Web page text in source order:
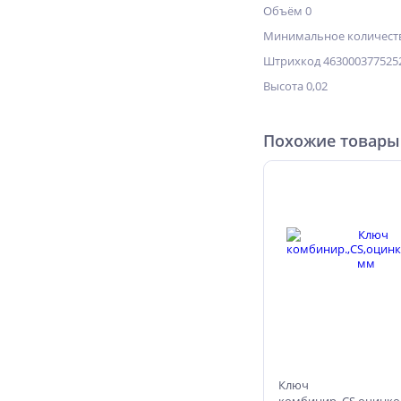
Объём 0
Минимальное
Штрихкод
Высота 0,02
Похожие товары
Ключ